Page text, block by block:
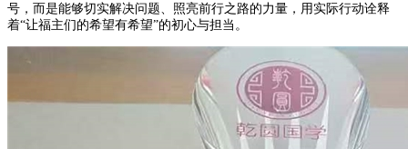
号，而是能够切实解决问题、照亮前行之路的力量，用实际行动诠释
着“让福主们的希望有希望”的初心与担当。